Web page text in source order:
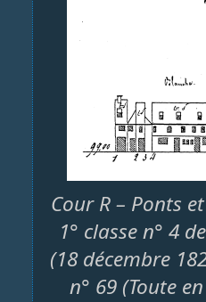
Cour R – Ponts
1° classe n° 4
(18 décembre
n° 69 (Toute